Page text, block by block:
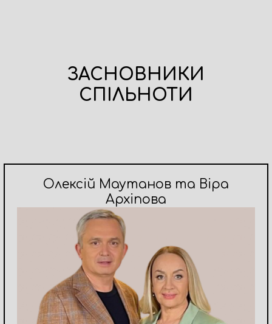
ЗАСНОВНИКИ
СПІЛЬНОТИ
Олексій Маутанов та Віра
Архіпова